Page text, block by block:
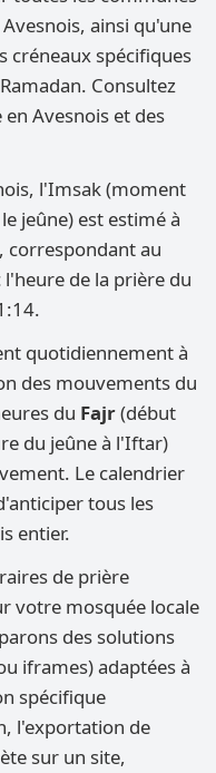
ainsi qu'une
créneaux spécifiques
Consultez
Avesnois et des
l'Imsak (moment
jeûne) est estimé à
au
de la prière du
quotidiennement à
des mouvements du
du Fajr(début
du jeûne à l'Iftar)
Le calendrier
tous les
entier.
de prière
votre mosquée locale
des solutions
iframes) adaptées à
spécifique
l'exportation de
sur un site,